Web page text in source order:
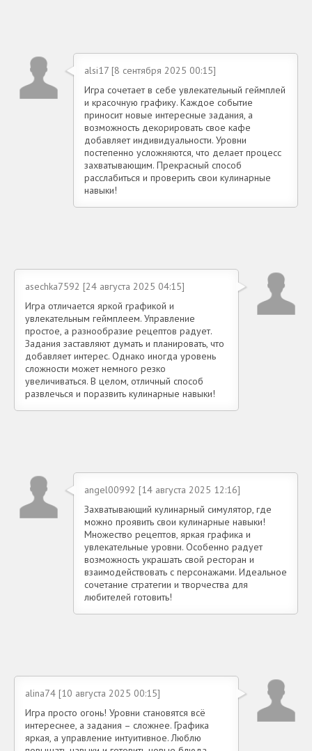
alsi17 [8 сентября 2025 00:15]
Игра сочетает в себе увлекательный геймплей
и красочную графику. Каждое событие
приносит новые интересные задания, а
возможность декорировать свое кафе
добавляет индивидуальности. Уровни
постепенно усложняются, что делает процесс
захватывающим. Прекрасный способ
расслабиться и проверить свои кулинарные
навыки!
asechka7592 [24 августа 2025 04:15]
Игра отличается яркой графикой и
увлекательным геймплеем. Управление
простое, а разнообразие рецептов радует.
Задания заставляют думать и планировать, что
добавляет интерес. Однако иногда уровень
сложности может немного резко
увеличиваться. В целом, отличный способ
развлечься и поразвить кулинарные навыки!
angel00992 [14 августа 2025 12:16]
Захватывающий кулинарный симулятор, где
можно проявить свои кулинарные навыки!
Множество рецептов, яркая графика и
увлекательные уровни. Особенно радует
возможность украшать свой ресторан и
взаимодействовать с персонажами. Идеальное
сочетание стратегии и творчества для
любителей готовить!
alina74 [10 августа 2025 00:15]
Игра просто огонь! Уровни становятся всё
интереснее, а задания – сложнее. Графика
яркая, а управление интуитивное. Люблю